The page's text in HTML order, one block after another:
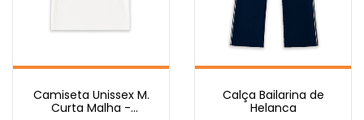
Camiseta Unissex M.
Curta Malha -
Calça Bailarina de
Helanca